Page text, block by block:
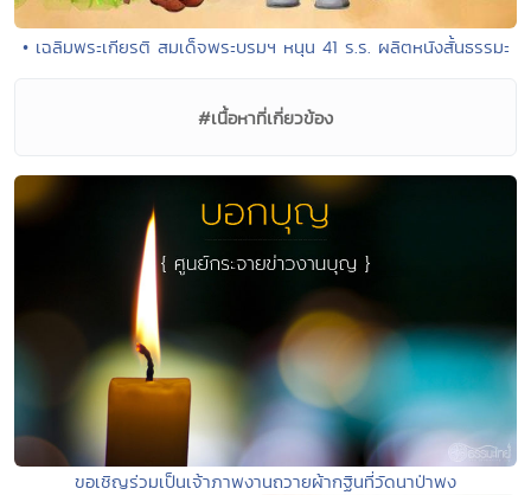
• เฉลิมพระเกียรติ สมเด็จพระบรมฯ หนุน 41 ร.ร. ผลิตหนังสั้นธรรมะ
#เนื้อหาที่เกี่ยวข้อง
ขอเชิญร่วมเป็นเจ้าภาพงานถวายผ้ากฐินที่วัดนาป่าพง